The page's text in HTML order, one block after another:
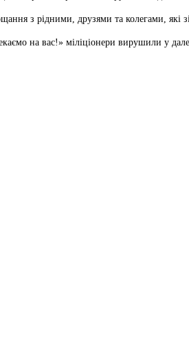
з рідними, друзями та колегами, які
на вас!» міліціонери вирушили у